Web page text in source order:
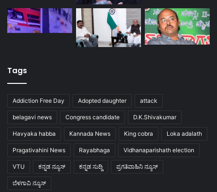
Tags
Addiction Free Day Adopted daughter attack
belagavi news Congress candidate D.K.Shivakumar
Havyaka habba Kannada News King cobra Loka adalath
Pragativahini News Rayabhaga Vidhanaparishath election
VTU ಕನ್ನಡ ನ್ಯೂಸ್ ಕನ್ನಡ ಸುದ್ದಿ ಪ್ರಗತಿವಾಹಿನಿ ನ್ಯೂಸ್
ಬೆಳಗಾವಿ ನ್ಯೂಸ್